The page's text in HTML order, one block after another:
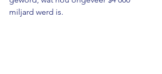
miljard werd is.